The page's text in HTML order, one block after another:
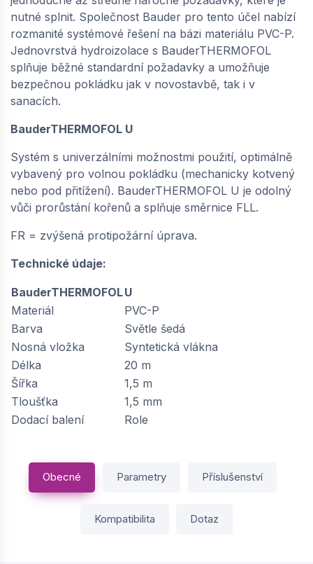
BAUDER / THERMOFOL U15 FR (1,5 × 20 m =
30 m²) - světle šedá | 61150150
Skladem: > 5 m2
−
nutné splnit. Společnost Bauder pro tento účel nabízí
rozmanité systémové řešení na bázi materiálu PVC-P.
Jednovrstvá hydroizolace s BauderTHERMOFOL
splňuje běžné standardní požadavky a umožňuje
bezpečnou pokládku jak v novostavbě, tak i v
sanacích.
BauderTHERMOFOL U
Systém s univerzálními možnostmi použití, optimálně
vybavený pro volnou pokládku (mechanicky kotvený
nebo pod přitížení). BauderTHERMOFOL U je odolný
vůči prorůstání kořenů a splňuje směrnice FLL.
FR = zvýšená protipožární úprava.
Technické údaje:
BauderTHERMOFOLU
Materiál
PVC-P
Barva
Světle šedá
Nosná vložka
Syntetická vlákna
Délka
20 m
Šířka
1,5 m
Tloušťka
1,5 mm
Dodací balení
Role
Obecné Parametry Příslušenství
Kompatibilita Dotaz